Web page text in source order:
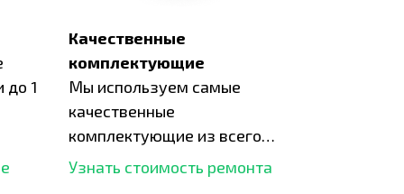
до 1
Качественные
комплектующие
Мы используем самые
качественные
комплектующие из всего
рынка и используем самое
Узнать стоимость ремонта